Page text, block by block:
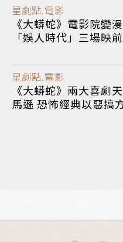
星劇點.電影
《大蟒蛇》電影院變
「娛人時代」三場映
星劇點.電影
《大蟒蛇》兩大喜劇
馬遜 恐怖經典以惡